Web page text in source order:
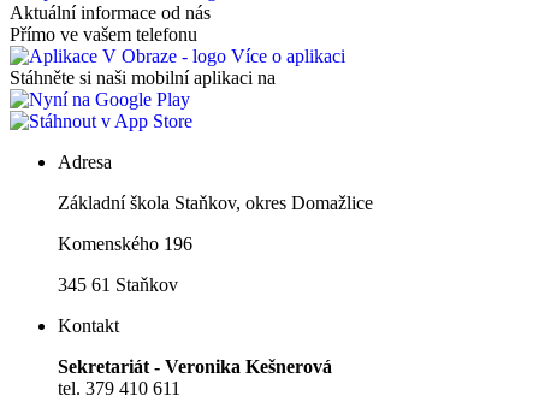
Aktuální informace od nás
Přímo ve vašem telefonu
Více o aplikaci
Stáhněte si naši mobilní aplikaci na
Adresa
Základní škola Staňkov, okres Domažlice
Komenského 196
345 61 Staňkov
Kontakt
Sekretariát - Veronika Kešnerová
tel. 379 410 611